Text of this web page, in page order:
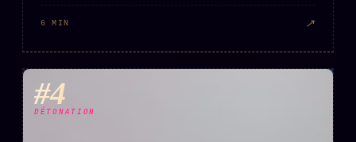
6 MIN ↗
#4
DÉTONATION